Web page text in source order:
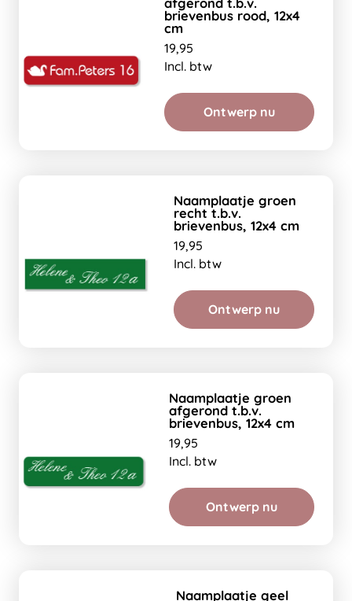
brievenbus rood, 12x4
cm
19,95
Incl. btw
Ontwerp nu
Naamplaatje groen
recht t.b.v.
brievenbus, 12x4 cm
19,95
Incl. btw
Ontwerp nu
Naamplaatje groen
afgerond t.b.v.
brievenbus, 12x4 cm
19,95
Incl. btw
Ontwerp nu
Naamplaatje geel